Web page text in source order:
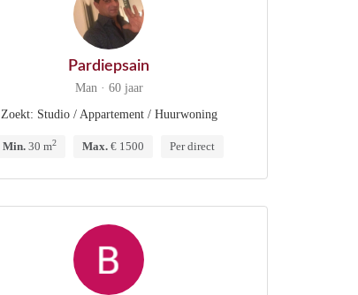
Pardiepsain
Man · 60 jaar
Zoekt: Studio / Appartement / Huurwoning
Min. 30 m2 Max. € 1500 Per direct